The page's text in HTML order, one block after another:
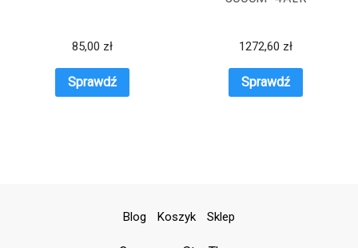
85,00 zł
Sprawdź
1272,60 zł
Sprawdź
Blog Koszyk Sklep